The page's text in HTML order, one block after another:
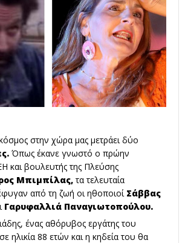
στην χώρα μας μετράει δύο
Όπως έκανε γνωστό ο πρώην
και βουλευτής της Πλεύσης
Μπιμπίλας,τα τελευταία
από τη ζωή οι ηθοποιοίΣάββας
Γαρυφαλλιά Παναγιωτοπούλου.
ένας αθόρυβος εργάτης του
ηλικία 88 ετών και η κηδεία του θα